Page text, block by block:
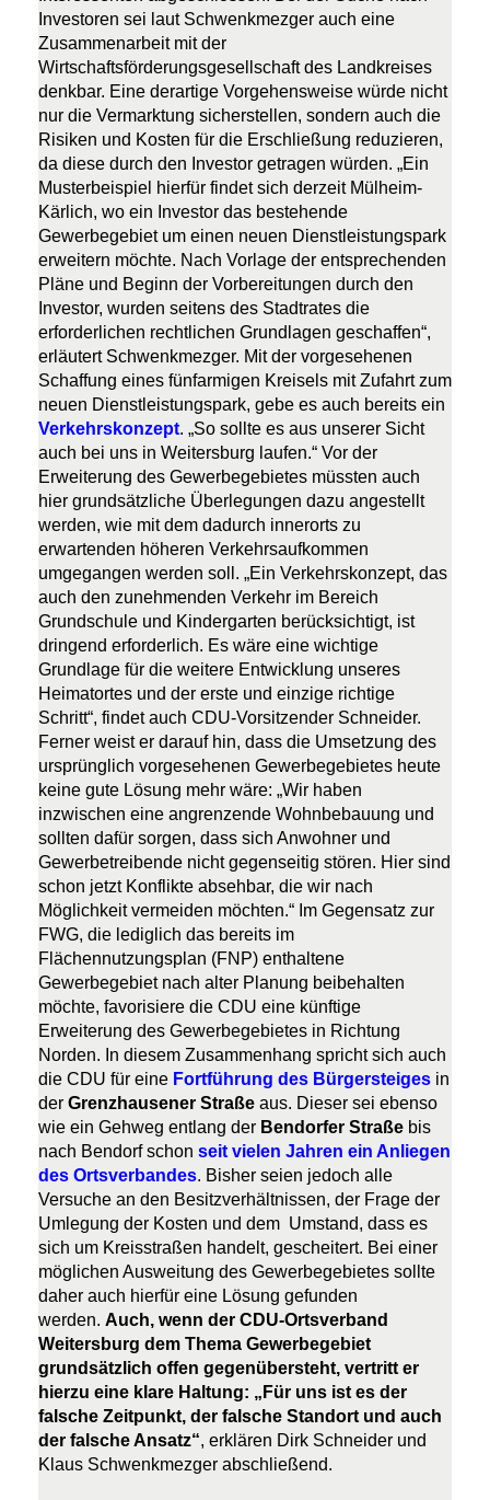
Investoren sei laut Schwenkmezger auch eine
Zusammenarbeit mit der
Wirtschaftsförderungsgesellschaft des Landkreises
denkbar. Eine derartige Vorgehensweise würde nicht
nur die Vermarktung sicherstellen, sondern auch die
Risiken und Kosten für die Erschließung reduzieren,
da diese durch den Investor getragen würden. „Ein
Musterbeispiel hierfür findet sich derzeit Mülheim-
Kärlich, wo ein Investor das bestehende
Gewerbegebiet um einen neuen Dienstleistungspark
erweitern möchte. Nach Vorlage der entsprechenden
Pläne und Beginn der Vorbereitungen durch den
Investor, wurden seitens des Stadtrates die
erforderlichen rechtlichen Grundlagen geschaffen“,
erläutert Schwenkmezger. Mit der vorgesehenen
Schaffung eines fünfarmigen Kreisels mit Zufahrt zum
neuen Dienstleistungspark, gebe es auch bereits ein
Verkehrskonzept. „So sollte es aus unserer Sicht
auch bei uns in Weitersburg laufen.“ Vor der
Erweiterung des Gewerbegebietes müssten auch
hier grundsätzliche Überlegungen dazu angestellt
werden, wie mit dem dadurch innerorts zu
erwartenden höheren Verkehrsaufkommen
umgegangen werden soll. „Ein Verkehrskonzept, das
auch den zunehmenden Verkehr im Bereich
Grundschule und Kindergarten berücksichtigt, ist
dringend erforderlich. Es wäre eine wichtige
Grundlage für die weitere Entwicklung unseres
Heimatortes und der erste und einzige richtige
Schritt“, findet auch CDU-Vorsitzender Schneider.
Ferner weist er darauf hin, dass die Umsetzung des
ursprünglich vorgesehenen Gewerbegebietes heute
keine gute Lösung mehr wäre: „Wir haben
inzwischen eine angrenzende Wohnbebauung und
sollten dafür sorgen, dass sich Anwohner und
Gewerbetreibende nicht gegenseitig stören. Hier sind
schon jetzt Konflikte absehbar, die wir nach
Möglichkeit vermeiden möchten.“ Im Gegensatz zur
FWG, die lediglich das bereits im
Flächennutzungsplan (FNP) enthaltene
Gewerbegebiet nach alter Planung beibehalten
möchte, favorisiere die CDU eine künftige
Erweiterung des Gewerbegebietes in Richtung
Norden. In diesem Zusammenhang spricht sich auch
die CDU für eine Fortführung des Bürgersteiges in
der Grenzhausener Straße aus. Dieser sei ebenso
wie ein Gehweg entlang der Bendorfer Straße bis
nach Bendorf schon seit vielen Jahren ein Anliegen
des Ortsverbandes. Bisher seien jedoch alle
Versuche an den Besitzverhältnissen, der Frage der
Umlegung der Kosten und dem Umstand, dass es
sich um Kreisstraßen handelt, gescheitert. Bei einer
möglichen Ausweitung des Gewerbegebietes sollte
daher auch hierfür eine Lösung gefunden
werden. Auch, wenn der CDU-Ortsverband
Weitersburg dem Thema Gewerbegebiet
grundsätzlich offen gegenübersteht, vertritt er
hierzu eine klare Haltung: „Für uns ist es der
falsche Zeitpunkt, der falsche Standort und auch
der falsche Ansatz“, erklären Dirk Schneider und
Klaus Schwenkmezger abschließend.